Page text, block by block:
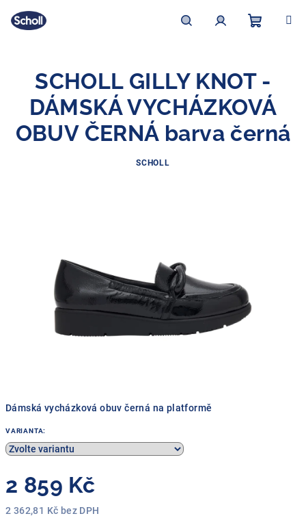
obsah
košík
Dámská vycházková obuv černá na platformě
VARIANTA:
2 859 Kč
2 362,81 Kč bez DPH
SCHOLL GILLY KNOT -
DÁMSKÁ VYCHÁZKOVÁ
OBUV ČERNÁ barva černá
SCHOLL